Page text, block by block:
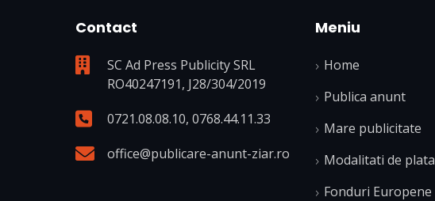
Contact
SC Ad Press Publicity SRL
RO40247191, J28/304/2019
0721.08.08.10, 0768.44.11.33
office@publicare-anunt-ziar.ro
Meniu
Home
Publica anunt
Mare publicitate
Modalitati de plata
Fonduri Europene